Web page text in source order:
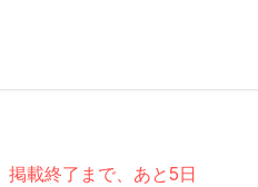
掲載終了まで、あと5日